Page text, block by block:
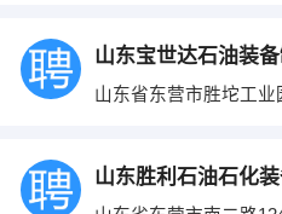
山东省东营市胜坨工业